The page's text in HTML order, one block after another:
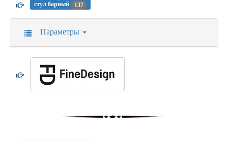
стул барный 137
Параметры